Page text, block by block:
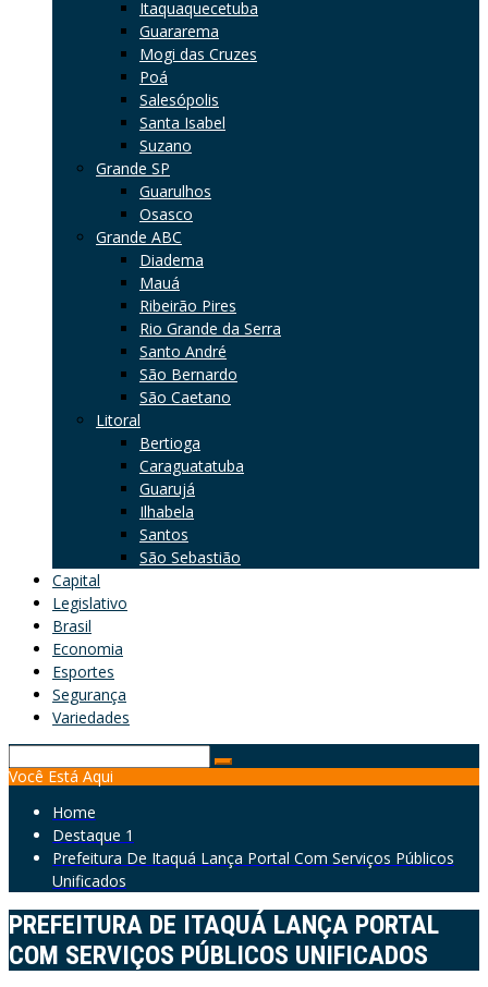
Itaquaquecetuba
Guararema
Mogi das Cruzes
Poá
Salesópolis
Santa Isabel
Suzano
Grande SP
Guarulhos
Osasco
Grande ABC
Diadema
Mauá
Ribeirão Pires
Rio Grande da Serra
Santo André
São Bernardo
São Caetano
Litoral
Bertioga
Caraguatatuba
Guarujá
Ilhabela
Santos
São Sebastião
Capital
Legislativo
Brasil
Economia
Esportes
Segurança
Variedades
for:
Você Está Aqui
Home
Destaque 1
Prefeitura De Itaquá Lança Portal Com Serviços Públicos
Unificados
PREFEITURA DE ITAQUÁ LANÇA PORTAL
COM SERVIÇOS PÚBLICOS UNIFICADOS